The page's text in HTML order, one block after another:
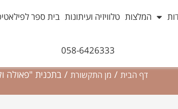
המלצות טלוויזיה ועיתונות בית ספר
058-6426333
דף הבית / מן התקשורת /